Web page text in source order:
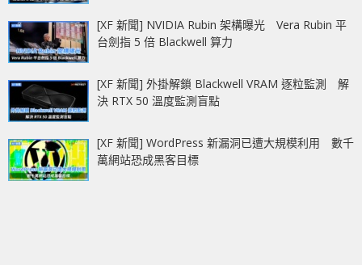
[XF 新聞] NVIDIA Rubin 架構曝光 Vera Rubin 平
台劍指 5 倍 Blackwell 算力
[XF 新聞] 外掛解鎖 Blackwell VRAM 逐粒監測 解
決 RTX 50 溫度監測盲點
[XF 新聞] WordPress 新漏洞已遭大規模利用 數千
萬網站恐成黑客目標